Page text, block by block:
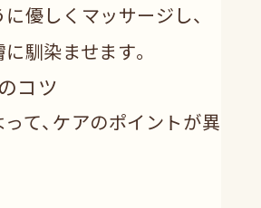
優しくマッサージし、
馴染ませます。
コツ
て、ケアのポイントが異